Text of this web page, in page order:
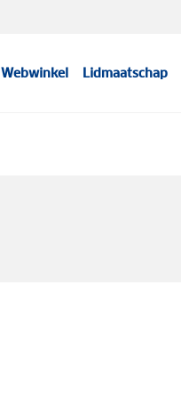
Webwinkel Lidmaatschap